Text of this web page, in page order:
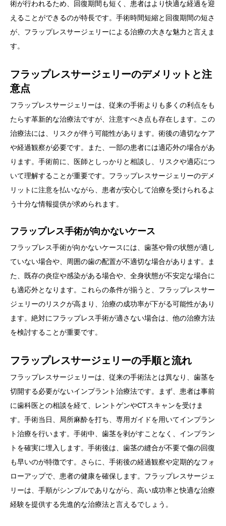
術が行われるため、回復期間も短く、患者はより快適な経過を迎
えることができるのが特長です。手術時間短縮と回復期間の短さ
が、フラップレスサージェリーによる治療の大きな魅力と言えま
す。
フラップレスサージェリーのデメリットと注
意点
フラップレスサージェリーは、従来の手術よりも多くの利点をも
たらす革新的な治療法ですが、注意すべき点も存在します。この
治療法には、リスクが伴う可能性があります。術後の適切なケア
や経過観察が必要です。また、一部の患者には適応外の場合があ
ります。手術前に、医師としっかりと相談し、リスクや適応につ
いて理解することが重要です。フラップレスサージェリーのデメ
リットに注意を払いながら、患者が安心して治療を受けられるよ
う十分な情報提供が求められます。
フラップレス手術が向かないケース
フラップレス手術が向かないケースには、歯茎や骨の状態が適し
ていない場合や、周囲の歯の配置が不適切な場合があります。ま
た、既存の炎症や感染がある場合や、全身状態が不安定な場合に
も適応外となります。これらの条件が揃うと、フラップレスサー
ジェリーのリスクが高まり、治療の成功率が下がる可能性があり
ます。絶対にフラップレス手術が適さない場合は、他の治療方法
を検討することが重要です。
フラップレスサージェリーの手順と流れ
フラップレスサージェリーは、従来の手術法とは異なり、歯茎を
切開する必要がないインプラント治療法です。まず、患者は事前
に歯科医との相談を経て、レントゲンやCTスキャンを受けま
す。手術当日、局所麻酔を打ち、専用ガイドを用いてインプラン
ト治療を行います。手術中、歯茎を剥がすことなく、インプラン
トを確実に埋入します。手術後は、歯茎の縫合が不要で傷の回復
も早いのが特徴です。さらに、手術後の経過観察や定期的なフォ
ローアップで、患者の健康を確保します。フラップレスサージェ
リーは、手順がシンプルでありながら、高い成功率と快適な治療
経験を提供する先進的な治療法と言えるでしょう。